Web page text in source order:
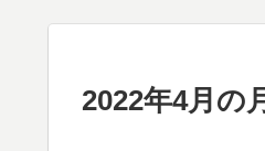
2022年4月の